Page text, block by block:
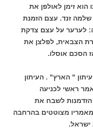
זימן לאולפן את
שלמה זנד. עצם הזמנת
לערער על עצם צדקת
הצבאית, לפלצן את
הסכם אוסלו.
" הארץ" . העיתון
ראשי לכניעה
הזדמנות לשבח את
מצוטטים בהרחבה
ישראל.